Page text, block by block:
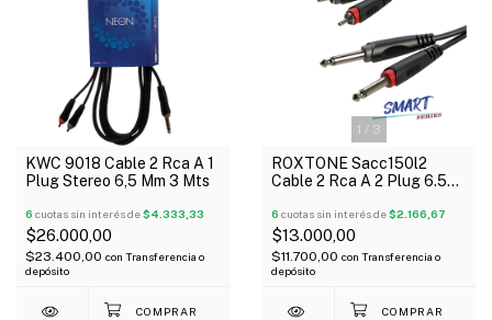
KWC 9018 Cable 2 Rca A 1
Plug Stereo 6,5 Mm 3 Mts
6 cuotas sin interés de$4.333,33
$26.000,00
$23.400,00 con Transferencia o
depósito
1 / 3
ROXTONE Sacc150l2
Cable 2 Rca A 2 Plug 6.5
6 cuotas sin interés de$2.166,67
$13.000,00
$11.700,00 con Transferencia o
depósito